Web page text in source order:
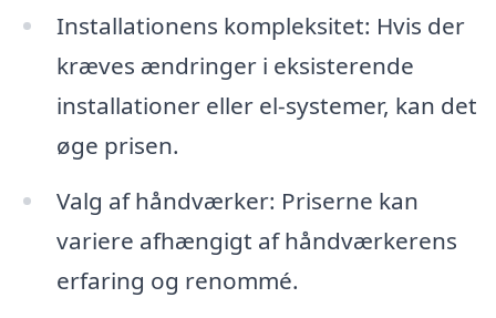
Installationens kompleksitet: Hvis der
kræves ændringer i eksisterende
installationer eller el-systemer, kan det
øge prisen.
Valg af håndværker: Priserne kan
variere afhængigt af håndværkerens
erfaring og renommé.